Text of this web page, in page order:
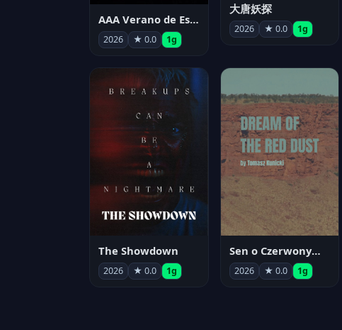
AAA Verano de Escándalo 2026 - Week 3
2026 ★ 0.0 1g
大唐妖探
2026 ★ 0.0 1g
The Showdown
2026 ★ 0.0 1g
Sen o Czerwonym Pyle
2026 ★ 0.0 1g